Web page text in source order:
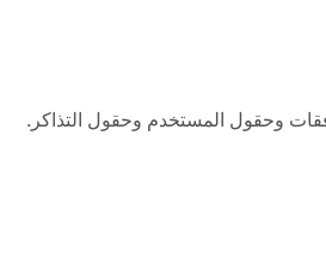
وحقول المستخدم وحقول التذاكر.